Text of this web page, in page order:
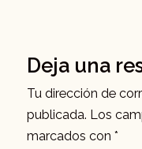
Deja una
Tu dirección de
publicada. Los
marcados con *